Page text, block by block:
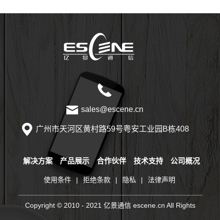
sales@escene.cn
广州市天河区黄村路59号粤安工业园B栋408
解决方案 产品展示 合作伙伴 技术支持 公司概况
使用条件 | 拒绝条款 | 隐私 | 法律声明
Copyright © 2010 - 2021 亿景通信 escene.cn All Rights